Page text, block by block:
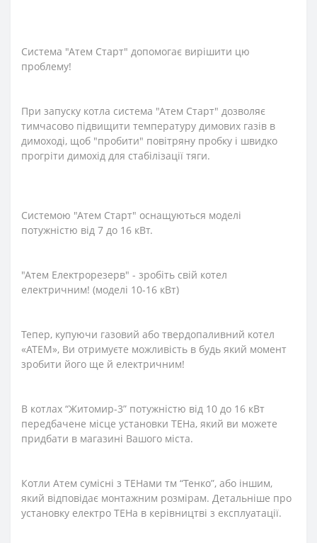
Система "Атем Старт" допомогає вирішити цю
проблему!
При запуску котла система "Атем Старт" дозволяє
тимчасово підвищити температуру димових газів в
димоході, щоб "пробити" повітряну пробку і швидко
прогріти димохід для стабілізації тяги.
Системою "Атем Старт" оснащуються моделі
потужністю від 7 до 16 кВт.
"Атем Електрорезерв" - зробіть свій котел
електричним! (моделі 10-16 кВт)
Тепер, купуючи газовий або твердопаливний котел
«АТЕМ», Ви отримуєте можливість в будь який момент
зробити його ще й електричним!
В котлах “Житомир-3” потужністю від 10 до 16 кВт
передбачене місце установки ТЕНа, який ви можете
придбати в магазині Вашого міста.
Котли Атем сумісні з ТЕНами тм “Тенко”, або іншим,
який відповідає монтажним розмірам. Детальніше про
установку електро ТЕНа в керівництві з експлуатації.